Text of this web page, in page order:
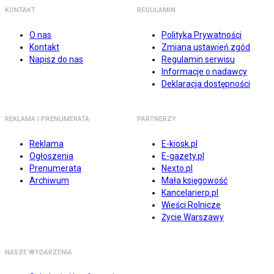
KONTAKT
O nas
Kontakt
Napisz do nas
REGULAMIN
Polityka Prywatności
Zmiana ustawień zgód
Regulamin serwisu
Informacje o nadawcy
Deklaracja dostępności
REKLAMA I PRENUMERATA
Reklama
Ogłoszenia
Prenumerata
Archiwum
PARTNERZY
E-kiosk.pl
E-gazety.pl
Nexto.pl
Mała księgowość
Kancelarierp.pl
Wieści Rolnicze
Życie Warszawy
NASZE WYDARZENIA